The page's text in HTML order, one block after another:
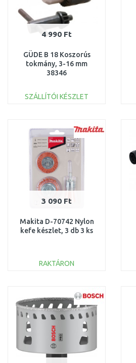
4 990 Ft
GÜDE B 18 Koszorús
tokmány, 3-16 mm
38346
SZÁLLÍTÓI KÉSZLET
Összehasonlítás
3 090 Ft
Makita D-70742 Nylon
kefe készlet, 3 db 3 ks
RAKTÁRON
Összehasonlítás